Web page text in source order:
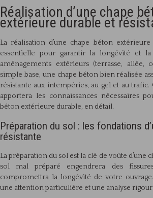
Réalisation d’une chape
extérieure durable et
La réalisation d’une chape béton
essentielle pour garantir la longévité et
aménagements extérieurs (terrasse, allée,
simple base, une chape béton bien réalisée
résistante aux intempéries, au gel et au
apportera les connaissances nécessaires
béton extérieure durable, en détail.
Préparation du sol : les fondations
résistante
La préparation du sol est la clé de voûte d’une
sol mal préparé engendrera des
compromettra la longévité de votre
une attention particulière et une analyse